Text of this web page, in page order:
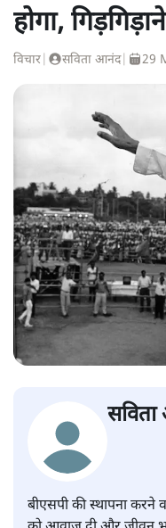
होगा,
विचार सविता आनंद| 29
बीएसपी की स्थापना